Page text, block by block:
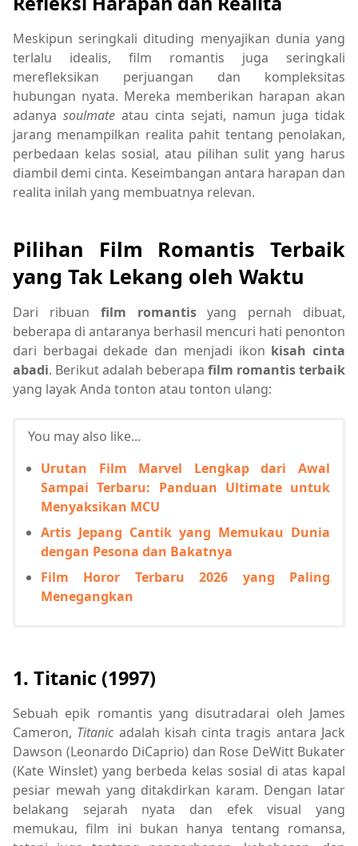
Meskipun seringkali dituding menyajikan dunia yang
terlalu idealis, film romantis juga seringkali
merefleksikan perjuangan dan kompleksitas
hubungan nyata. Mereka memberikan harapan akan
adanya soulmate atau cinta sejati, namun juga tidak
jarang menampilkan realita pahit tentang penolakan,
perbedaan kelas sosial, atau pilihan sulit yang harus
diambil demi cinta. Keseimbangan antara harapan dan
realita inilah yang membuatnya relevan.
Pilihan Film Romantis Terbaik
yang Tak Lekang oleh Waktu
Dari ribuan film romantisyang pernah dibuat,
beberapa di antaranya berhasil mencuri hati penonton
dari berbagai dekade dan menjadi ikon kisah cinta
abadi. Berikut adalah beberapa film romantis terbaik
yang layak Anda tonton atau tonton ulang:
You may also like...
Urutan Film Marvel Lengkap dari Awal
Sampai Terbaru: Panduan Ultimate untuk
Menyaksikan MCU
Artis Jepang Cantik yang Memukau Dunia
dengan Pesona dan Bakatnya
Film Horor Terbaru 2026 yang Paling
Menegangkan
1. Titanic (1997)
Sebuah epik romantis yang disutradarai oleh James
Cameron, Titanicadalah kisah cinta tragis antara Jack
Dawson (Leonardo DiCaprio) dan Rose DeWitt Bukater
(Kate Winslet) yang berbeda kelas sosial di atas kapal
pesiar mewah yang ditakdirkan karam. Dengan latar
belakang sejarah nyata dan efek visual yang
memukau, film ini bukan hanya tentang romansa,